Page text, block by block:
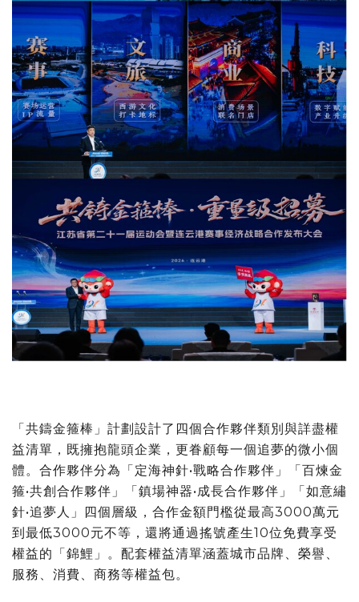
「共鑄金箍棒」計劃設計了四個合作夥伴類別與詳盡權
益清單，既擁抱龍頭企業，更眷顧每一個追夢的微小個
體。合作夥伴分為「定海神針•戰略合作夥伴」「百煉金
箍•共創合作夥伴」「鎮場神器•成長合作夥伴」「如意繡
針•追夢人」四個層級，合作金額門檻從最高3000萬元
到最低3000元不等，還將通過搖號產生10位免費享受
權益的「錦鯉」。配套權益清單涵蓋城市品牌、榮譽、
服務、消費、商務等權益包。